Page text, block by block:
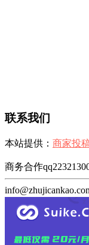
联系我们
本站提供： 商家投
商务合作